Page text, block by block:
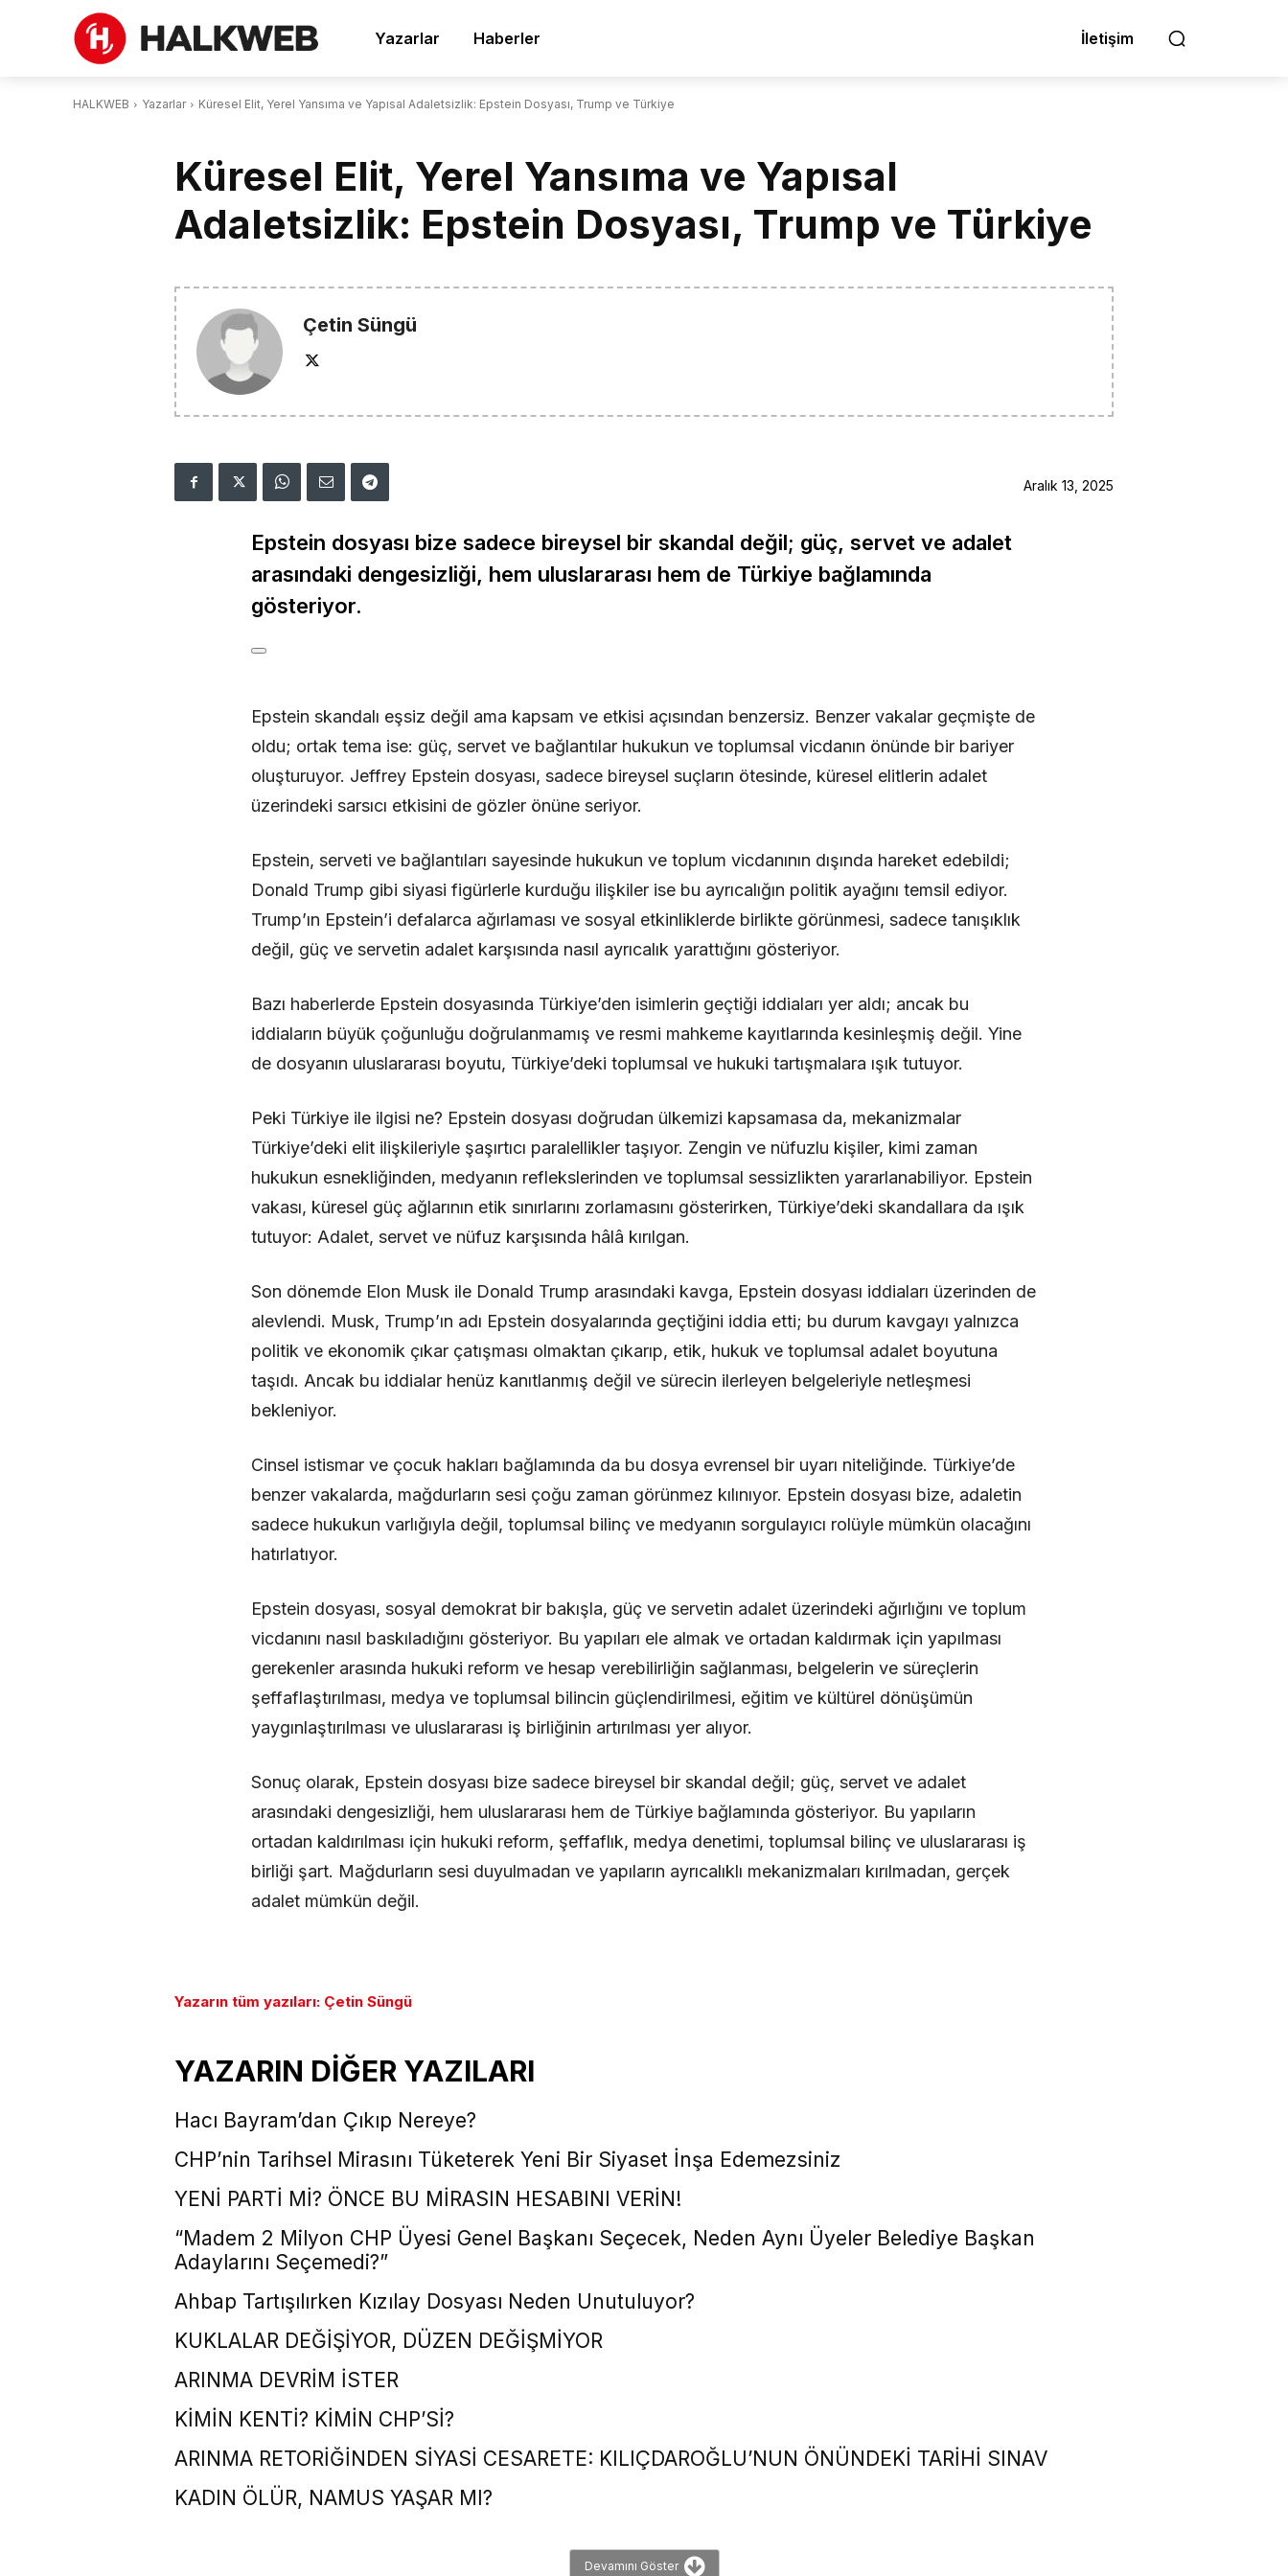
Yazarlar Haberler İletişim
HALKWEB Yazarlar Küresel Elit, Yerel Yansıma ve Yapısal Adaletsizlik: Epstein Dosyası, Trump ve Türkiye
Küresel Elit, Yerel Yansıma ve Yapısal
Adaletsizlik: Epstein Dosyası, Trump ve Türkiye
Çetin Süngü
Aralık 13, 2025
Epstein dosyası bize sadece bireysel bir skandal değil; güç, servet ve adalet
arasındaki dengesizliği, hem uluslararası hem de Türkiye bağlamında
gösteriyor.
Epstein skandalı eşsiz değil ama kapsam ve etkisi açısından benzersiz. Benzer vakalar geçmişte de
oldu; ortak tema ise: güç, servet ve bağlantılar hukukun ve toplumsal vicdanın önünde bir bariyer
oluşturuyor. Jeffrey Epstein dosyası, sadece bireysel suçların ötesinde, küresel elitlerin adalet
üzerindeki sarsıcı etkisini de gözler önüne seriyor.
Epstein, serveti ve bağlantıları sayesinde hukukun ve toplum vicdanının dışında hareket edebildi;
Donald Trump gibi siyasi figürlerle kurduğu ilişkiler ise bu ayrıcalığın politik ayağını temsil ediyor.
Trump’ın Epstein’i defalarca ağırlaması ve sosyal etkinliklerde birlikte görünmesi, sadece tanışıklık
değil, güç ve servetin adalet karşısında nasıl ayrıcalık yarattığını gösteriyor.
Bazı haberlerde Epstein dosyasında Türkiye’den isimlerin geçtiği iddiaları yer aldı; ancak bu
iddiaların büyük çoğunluğu doğrulanmamış ve resmi mahkeme kayıtlarında kesinleşmiş değil. Yine
de dosyanın uluslararası boyutu, Türkiye’deki toplumsal ve hukuki tartışmalara ışık tutuyor.
Peki Türkiye ile ilgisi ne? Epstein dosyası doğrudan ülkemizi kapsamasa da, mekanizmalar
Türkiye’deki elit ilişkileriyle şaşırtıcı paralellikler taşıyor. Zengin ve nüfuzlu kişiler, kimi zaman
hukukun esnekliğinden, medyanın reflekslerinden ve toplumsal sessizlikten yararlanabiliyor. Epstein
vakası, küresel güç ağlarının etik sınırlarını zorlamasını gösterirken, Türkiye’deki skandallara da ışık
tutuyor: Adalet, servet ve nüfuz karşısında hâlâ kırılgan.
Son dönemde Elon Musk ile Donald Trump arasındaki kavga, Epstein dosyası iddiaları üzerinden de
alevlendi. Musk, Trump’ın adı Epstein dosyalarında geçtiğini iddia etti; bu durum kavgayı yalnızca
politik ve ekonomik çıkar çatışması olmaktan çıkarıp, etik, hukuk ve toplumsal adalet boyutuna
taşıdı. Ancak bu iddialar henüz kanıtlanmış değil ve sürecin ilerleyen belgeleriyle netleşmesi
bekleniyor.
Cinsel istismar ve çocuk hakları bağlamında da bu dosya evrensel bir uyarı niteliğinde. Türkiye’de
benzer vakalarda, mağdurların sesi çoğu zaman görünmez kılınıyor. Epstein dosyası bize, adaletin
sadece hukukun varlığıyla değil, toplumsal bilinç ve medyanın sorgulayıcı rolüyle mümkün olacağını
hatırlatıyor.
Epstein dosyası, sosyal demokrat bir bakışla, güç ve servetin adalet üzerindeki ağırlığını ve toplum
vicdanını nasıl baskıladığını gösteriyor. Bu yapıları ele almak ve ortadan kaldırmak için yapılması
gerekenler arasında hukuki reform ve hesap verebilirliğin sağlanması, belgelerin ve süreçlerin
şeffaflaştırılması, medya ve toplumsal bilincin güçlendirilmesi, eğitim ve kültürel dönüşümün
yaygınlaştırılması ve uluslararası iş birliğinin artırılması yer alıyor.
Sonuç olarak, Epstein dosyası bize sadece bireysel bir skandal değil; güç, servet ve adalet
arasındaki dengesizliği, hem uluslararası hem de Türkiye bağlamında gösteriyor. Bu yapıların
ortadan kaldırılması için hukuki reform, şeffaflık, medya denetimi, toplumsal bilinç ve uluslararası iş
birliği şart. Mağdurların sesi duyulmadan ve yapıların ayrıcalıklı mekanizmaları kırılmadan, gerçek
adalet mümkün değil.
Yazarın tüm yazıları: Çetin Süngü
YAZARIN DİĞER YAZILARI
Hacı Bayram’dan Çıkıp Nereye?
CHP’nin Tarihsel Mirasını Tüketerek Yeni Bir Siyaset İnşa Edemezsiniz
YENİ PARTİ Mİ? ÖNCE BU MİRASIN HESABINI VERİN!
“Madem 2 Milyon CHP Üyesi Genel Başkanı Seçecek, Neden Aynı Üyeler Belediye Başkan
Adaylarını Seçemedi?”
Ahbap Tartışılırken Kızılay Dosyası Neden Unutuluyor?
KUKLALAR DEĞİŞİYOR, DÜZEN DEĞİŞMİYOR
ARINMA DEVRİM İSTER
KİMİN KENTİ? KİMİN CHP’Sİ?
ARINMA RETORİĞİNDEN SİYASİ CESARETE: KILIÇDAROĞLU’NUN ÖNÜNDEKİ TARİHİ SINAV
KADIN ÖLÜR, NAMUS YAŞAR MI?
Devamını Göster